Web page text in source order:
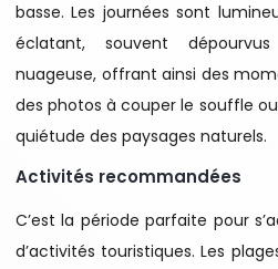
basse. Les journées sont
éclatant, souvent
nuageuse, offrant ainsi des
des photos à couper le souffle
quiétude des paysages naturels.
Activités recommandées
C’est la période parfaite pour
d’activités touristiques. Les